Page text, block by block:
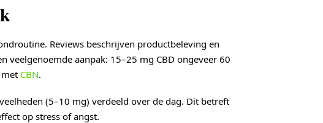
Reviews beschrijven productbeleving en
veelgenoemde aanpak: 15–25 mg CBD ongeveer 60
CBN.
(5–10 mg) verdeeld over de dag. Dit betreft
op stress of angst.